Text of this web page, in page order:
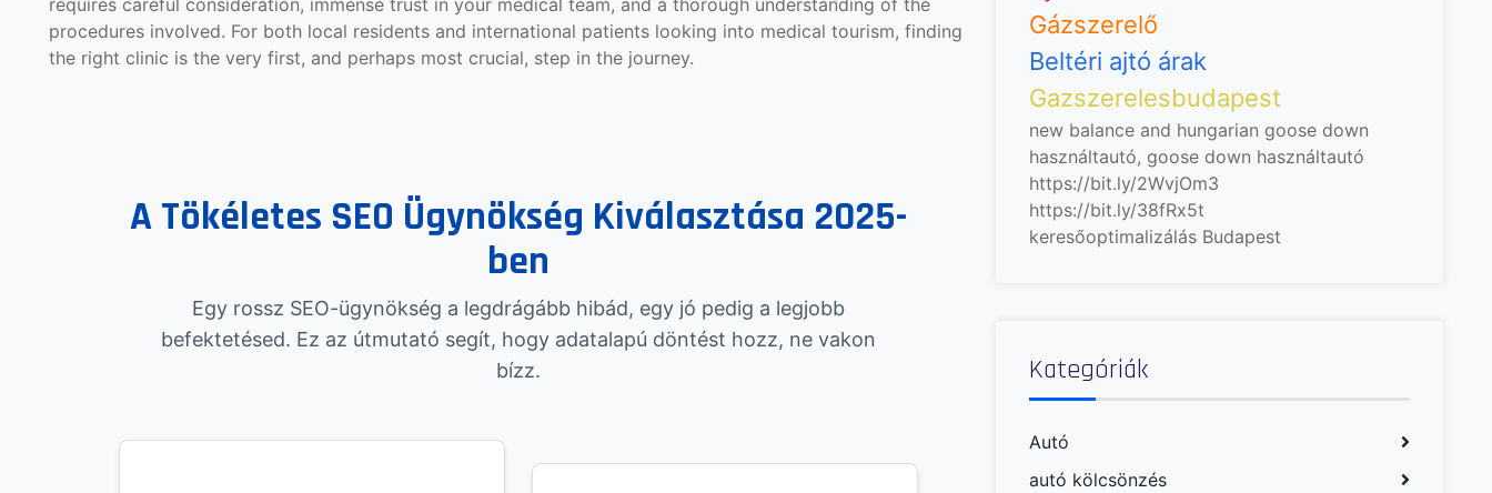
procedures involved. For both local residents and international patients looking into medical tourism, finding
the right clinic is the very first, and perhaps most crucial, step in the journey.
A Tökéletes SEO Ügynökség Kiválasztása 2025-
ben
Egy rossz SEO-ügynökség a legdrágább hibád, egy jó pedig a legjobb
befektetésed. Ez az útmutató segít, hogy adatalapú döntést hozz, ne vakon
bízz.
Gázszerelő
Beltéri ajtó árak
Gazszerelesbudapest
new balance and hungarian goose down
használtautó, goose down használtautó
https://bit.ly/2WvjOm3
https://bit.ly/38fRx5t
keresőoptimalizálás Budapest
Kategóriák
Autó
autó kölcsönzés